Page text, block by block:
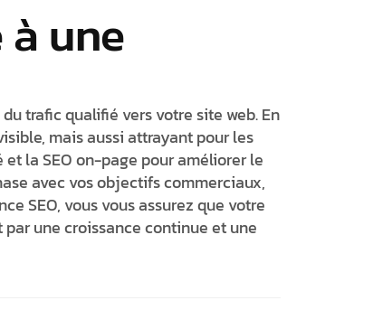
une
trafic qualifié vers votre site web. En
mais aussi attrayant pour les
la SEO on-page pour améliorer le
avec vos objectifs commerciaux,
SEO, vous vous assurez que votre
une croissance continue et une